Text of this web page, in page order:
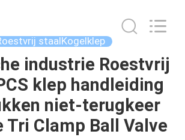
staalKogelklep
industrie Roestvrij
klep handleiding
niet-terugkeer
Tri Clamp Ball Valve